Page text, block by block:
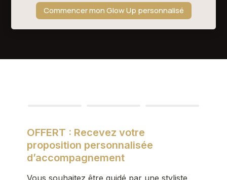
Commencer mon Glow Up personnalisé